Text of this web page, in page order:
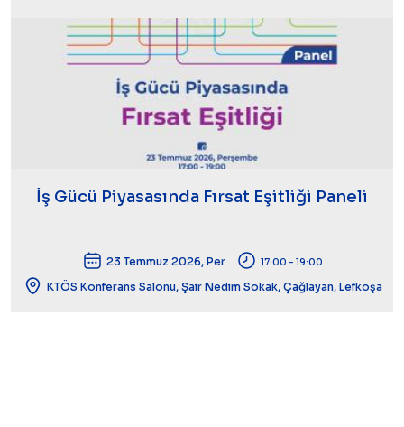
İş Gücü Piyasasında Fırsat Eşitliği Paneli
23 Temmuz 2026, Per 17:00 - 19:00
KTÖS Konferans Salonu, Şair Nedim Sokak, Çağlayan, Lefkoşa